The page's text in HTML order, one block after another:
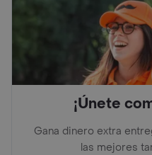
¡Únete
Gana dinero extra
las mejores